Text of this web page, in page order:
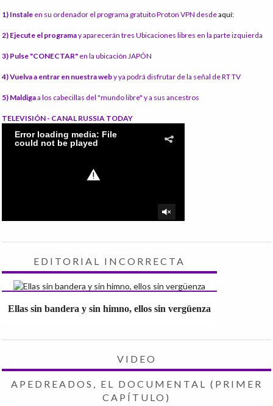
1) Instale en su ordenador el programa gratuito Proton VPN desdeaquí:
2) Ejecute el programay aparecerán tres Ubicaciones libres en la parte izquierda
3) Pulse "CONECTAR" en la ubicación JAPÓN
4) Vuelva a entrar en nuestra weby ya podrá disfrutar de la señal de RT TV
5) Maldigaa los cabecillas del "mundo libre" y a sus ancestros
TELEVISIÓN - CANAL RUSSIA TODAY
EDITORIAL INCORRECTA
Ellas sin bandera y sin himno, ellos sin vergüenza
VIDEO
APEDREADOS, EL DOCUMENTAL (PRIMER
CAPÍTULO)